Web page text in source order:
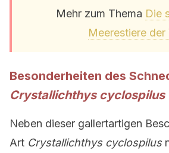
Mehr zum Thema Die
Meerestiere der
Besonderheiten des
Crystallichthys cyclospilus
Neben dieser gallertartigen
Art Crystallichthys cyclospilus